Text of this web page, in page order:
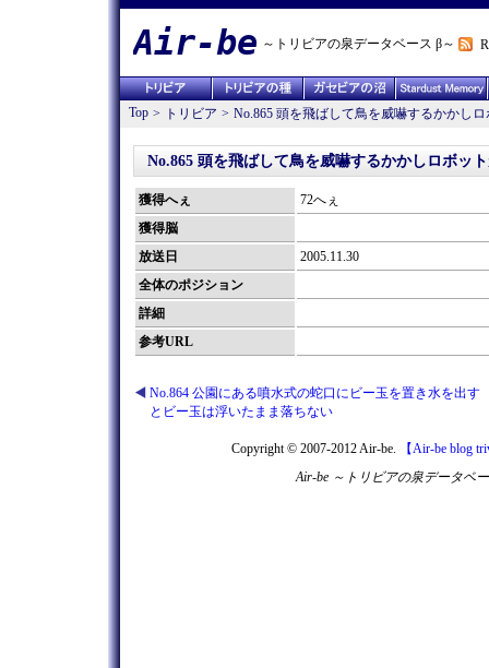
Air-be ～トリビアの泉データベース β～
Top > トリビア > No.865 頭を飛ばして鳥を威嚇するかかし
No.865 頭を飛ばして鳥を威嚇するかかしロボッ
獲得へぇ
72へぇ
獲得脳
放送日
2005.11.30
全体のポジション
詳細
参考URL
No.864 公園にある噴水式の蛇口にビー玉を置き水を出す
とビー玉は浮いたまま落ちない
Copyright © 2007-2012 Air-be.
【Air-be blog
Air-be ～トリビアの泉データベ